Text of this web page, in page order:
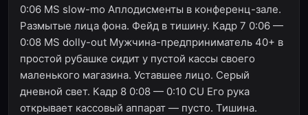
0:06 MS slow-mo Аплодисменты в конференц-зале.
Размытые лица фона. Фейд в тишину. Кадр 7 0:06 —
0:08 MS dolly-out Мужчина-предприниматель 40+ в
простой рубашке сидит у пустой кассы своего
маленького магазина. Уставшее лицо. Серый
дневной свет. Кадр 8 0:08 — 0:10 CU Его рука
открывает кассовый аппарат — пусто. Тишина.